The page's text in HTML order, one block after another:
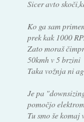
Sicer avto
Ko ga sam
prek kak 1000
Zato moraš
50kmh v 5 brzini
Taka vožnja ni
Je pa
pomočjo
Tu smo še